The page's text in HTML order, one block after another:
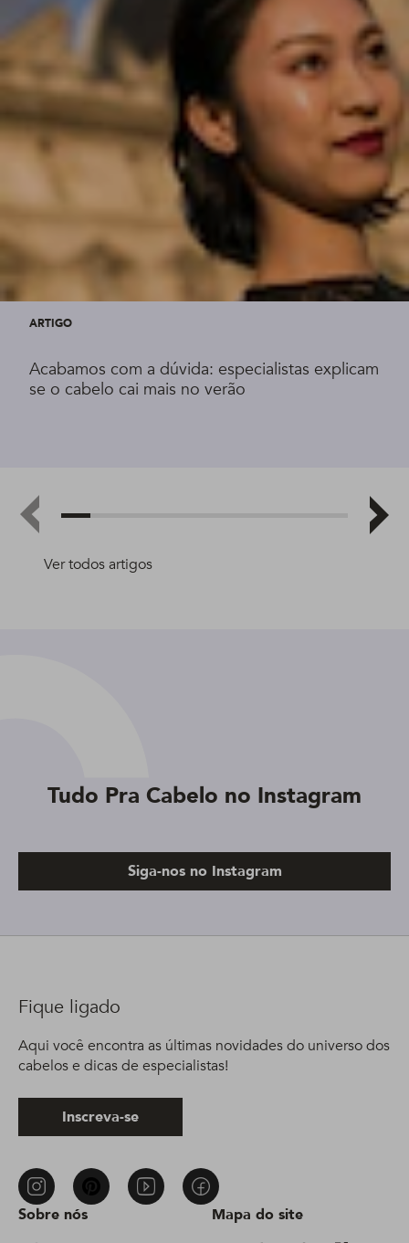
Ver todos artigos
ARTIGO
Acabamos com a dúvida: especialistas explicam
se o cabelo cai mais no verão
Tudo Pra Cabelo no Instagram
Siga-nos no Instagram
Sobre nós
Mapa do site
Fique ligado
Aqui você encontra as últimas novidades do universo dos
cabelos e dicas de especialistas!
Inscreva-se